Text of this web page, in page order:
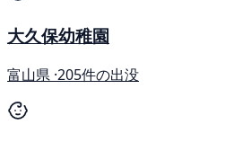
大久保幼稚園
富山県 ·205件の出没